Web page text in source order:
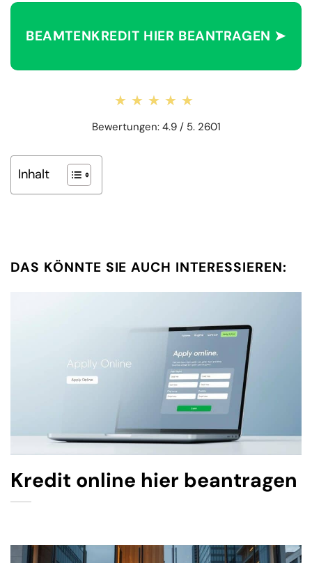
BEAMTENKREDIT HIER BEANTRAGEN ➤
★★★★★
★★★★★
Bewertungen: 4.9 / 5. 2601
Inhalt
DAS KÖNNTE SIE AUCH INTERESSIEREN:
Kredit online hier beantragen